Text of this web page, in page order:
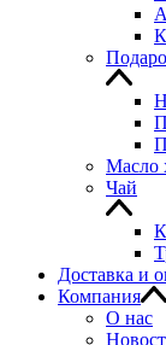
Масло
Чай
Доставка и
Компания
О нас